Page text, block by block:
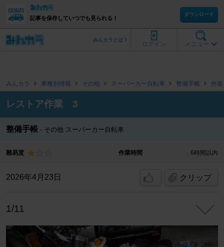
記事を保存していつでも見られる！
ダウンロード
メニュー
ログイン
みんカラとは？
みんカラ 車種別情報 その他 スーパーカー自転車 整備手帳 外装
レストア作業 3
整備手帳 その他 スーパーカー自転車
難易度 作業時間 6時間以内
2026年4月23日 クリップ
1/11